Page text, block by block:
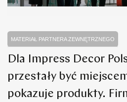
MATERIAŁ PARTNERA ZEWNĘTRZNEGO
Dla Impress Decor
przestały być
pokazuje produkty.